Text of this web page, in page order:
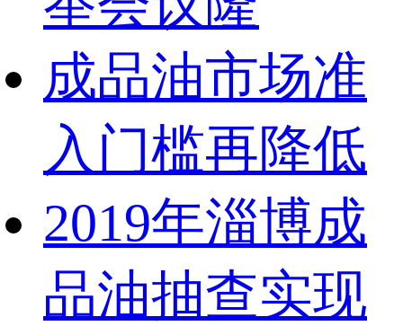
成品油市场准
入门槛再降低
2019年淄博成
品油抽查实现